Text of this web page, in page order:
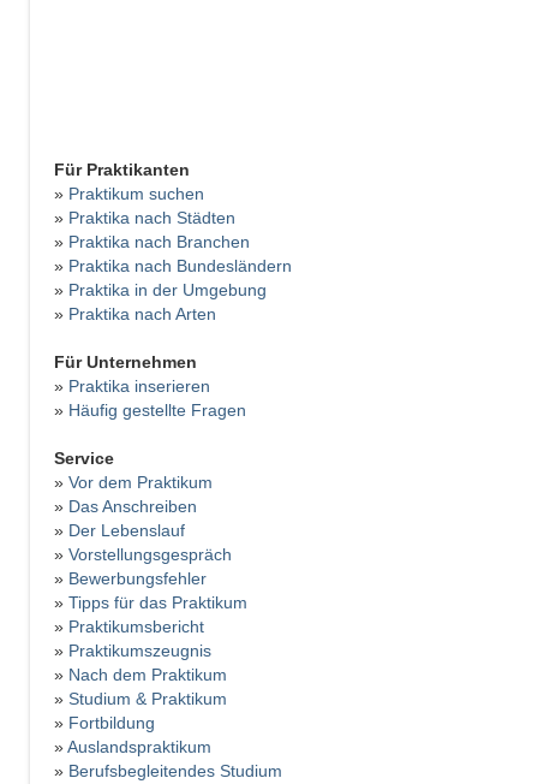
Für Praktikanten
» Praktikum suchen
» Praktika nach Städten
» Praktika nach Branchen
» Praktika nach Bundesländern
» Praktika in der Umgebung
» Praktika nach Arten
Für Unternehmen
» Praktika inserieren
» Häufig gestellte Fragen
Service
» Vor dem Praktikum
» Das Anschreiben
» Der Lebenslauf
» Vorstellungsgespräch
» Bewerbungsfehler
» Tipps für das Praktikum
» Praktikumsbericht
» Praktikumszeugnis
» Nach dem Praktikum
» Studium & Praktikum
» Fortbildung
»Auslandspraktikum
» Berufsbegleitendes Studium